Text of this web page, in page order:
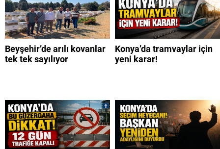
Beyşehir’de arılı kovanlar
tek tek sayılıyor
Konya’da tramvaylar için
yeni karar!